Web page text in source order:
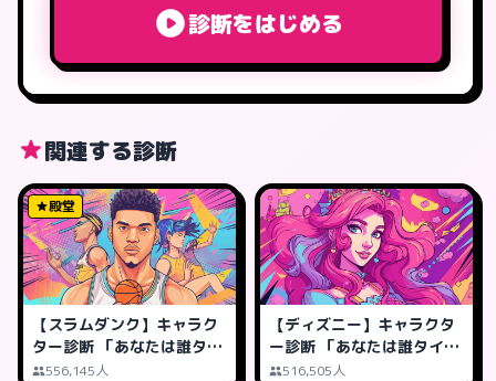
診断をはじめる
関連する診断
殿堂
【スラムダンク】キャラク
ター診断 「あなたは誰タイ
プ?」
556,145人
【ディズニー】キャラクタ
ー診断 「あなたは誰タイ
プ?」
516,505人